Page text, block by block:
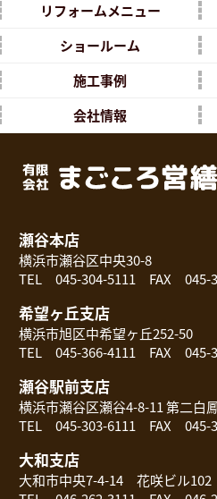
リフォームメニュー
ショールーム
施工事例
会社情報
瀬谷本店
横浜市瀬谷区中央30-8
TEL 045-304-5111 FAX 045-
希望ヶ丘支店
横浜市旭区中希望ヶ丘252-50
TEL 045-366-4111 FAX 045-
瀬谷駅前支店
横浜市瀬谷区瀬谷4-8-11 第二白
TEL 045-303-6111 FAX 045-
大和支店
大和市中央7-4-14 花咲ビル102